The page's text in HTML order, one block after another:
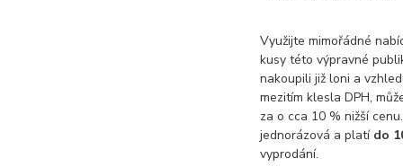
Využijte mimořádné
kusy této výpravné
nakoupili již loni a
mezitím klesla DPH,
za o cca 10 % nižší
jednorázová a platí do
vyprodání.